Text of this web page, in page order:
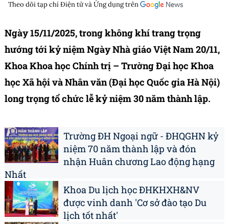
Theo dõi tạp chíĐiện tử và Ứng dụngtrên
Ngày 15/11/2025, trong không khí trang trọng
hướng tới kỷ niệm Ngày Nhà giáo Việt Nam 20/11,
Khoa Khoa học Chính trị – Trường Đại học Khoa
học Xã hội và Nhân văn (Đại học Quốc gia Hà Nội)
long trọng tổ chức lễ kỷ niệm 30 năm thành lập.
Trường ĐH Ngoại ngữ - ĐHQGHN kỷ
niệm 70 năm thành lập và đón
nhận Huân chương Lao động hạng
Nhất
Khoa Du lịch học ĐHKHXH&NV
được vinh danh 'Cơ sở đào tạo Du
lịch tốt nhất'